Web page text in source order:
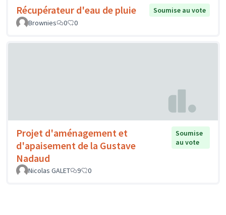
Récupérateur d'eau de pluie
Soumise au vote
Brownies
0 0
Projet d'aménagement et
d'apaisement de la Gustave
Nadaud
Soumise
au vote
Nicolas GALET 9 0